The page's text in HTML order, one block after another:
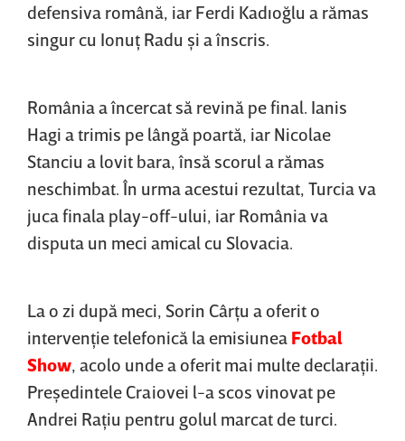
defensiva română, iar Ferdi Kadıoğlu a rămas
singur cu Ionuţ Radu şi a înscris.
România a încercat să revină pe final. Ianis
Hagi a trimis pe lângă poartă, iar Nicolae
Stanciu a lovit bara, însă scorul a rămas
neschimbat. În urma acestui rezultat, Turcia va
juca finala play-off-ului, iar România va
disputa un meci amical cu Slovacia.
La o zi după meci, Sorin Cârţu a oferit o
intervenţie telefonică la emisiunea Fotbal
Show, acolo unde a oferit mai multe declaraţii.
Preşedintele Craiovei l-a scos vinovat pe
Andrei Raţiu pentru golul marcat de turci.